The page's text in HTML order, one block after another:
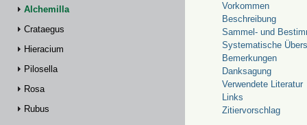
Alchemilla
Crataegus
Hieracium
Pilosella
Rosa
Rubus
Vorkommen
Beschreibung
Sammel- und
Systematische
Bemerkungen
Danksagung
Verwendete Literatur
Links
Zitiervorschlag